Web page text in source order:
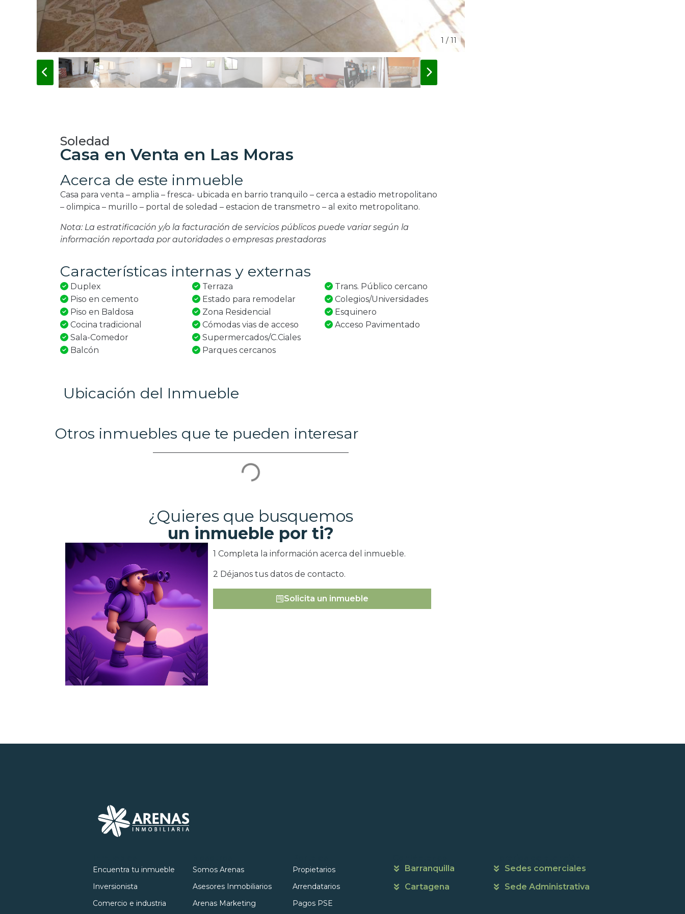
1 / 11
Soledad
Casa en Venta en Las Moras
Acerca de este inmueble
Casa para venta – amplia – fresca- ubicada en barrio tranquilo – cerca a estadio metropolitano
– olimpica – murillo – portal de soledad – estacion de transmetro – al exito metropolitano.
Nota: La estratificación y/o la facturación de servicios públicos puede variar según la
información reportada por autoridades o empresas prestadoras
Características internas y externas
Duplex
Piso en cemento
Piso en Baldosa
Cocina tradicional
Sala-Comedor
Balcón
Terraza
Estado para remodelar
Zona Residencial
Cómodas vias de acceso
Supermercados/C.Ciales
Parques cercanos
Trans. Público cercano
Colegios/Universidades
Esquinero
Acceso Pavimentado
Ubicación del Inmueble
Otros inmuebles que te pueden interesar
¿Quieres que busquemos
un inmueble por ti?
1 Completa la información acerca del inmueble.
2 Déjanos tus datos de contacto.
Solicita un inmueble
Encuentra tu inmueble
Inversionista
Comercio e industria
Somos Arenas
Asesores Inmobiliarios
Arenas Marketing
Propietarios
Arrendatarios
Pagos PSE
Barranquilla
Cartagena
Sedes comerciales
Sede Administrativa